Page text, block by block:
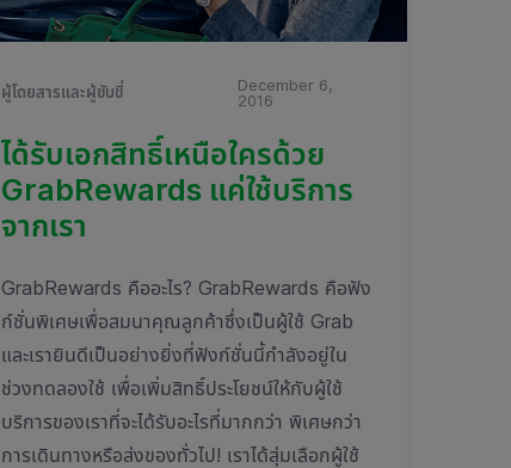
ผู้โดยสารและผู้ขับขี่
December 6,
2016
ได้รับเอกสิทธิ์เหนือใครด้วย
GrabRewards แค่ใช้บริการ
จากเรา
GrabRewards คืออะไร? GrabRewards คือฟัง
ก์ชั่นพิเศษเพื่อสมนาคุณลูกค้าซึ่งเป็นผู้ใช้ Grab
และเรายินดีเป็นอย่างยิ่งที่ฟังก์ชั่นนี้กำลังอยู่ใน
ช่วงทดลองใช้ เพื่อเพิ่มสิทธิ์ประโยชน์ให้กับผู้ใช้
บริการของเราที่จะได้รับอะไรที่มากกว่า พิเศษกว่า
การเดินทางหรือส่งของทั่วไป! เราได้สุ่มเลือกผู้ใช้